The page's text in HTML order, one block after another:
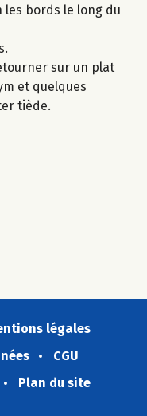
bords le long du
sur un plat
et quelques
tiède.
légales
CGU
Plan du site